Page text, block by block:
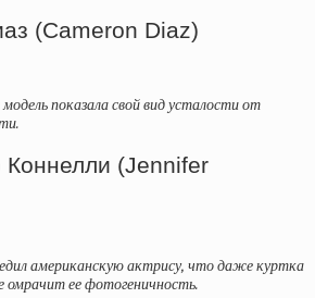
(Cameron Diaz)
показала свой вид усталости от
(Jennifer
американскую актрису, что даже куртка
омрачит ее фотогеничность.